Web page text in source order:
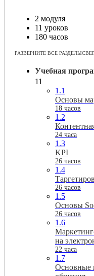
2 модуля
11 уроков
180 часов
РАЗВЕРНИТЕ ВСЕ РАЗДЕЛЫ
Учебная
11
1.1
Основы
18 часов
1.2
24 часа
1.3
KPI
26 часов
1.4
26 часов
1.5
Основы
26 часов
1.6
на
22 часа
1.7
Основные